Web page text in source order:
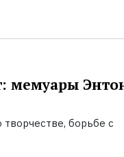
мемуары
борьбе с